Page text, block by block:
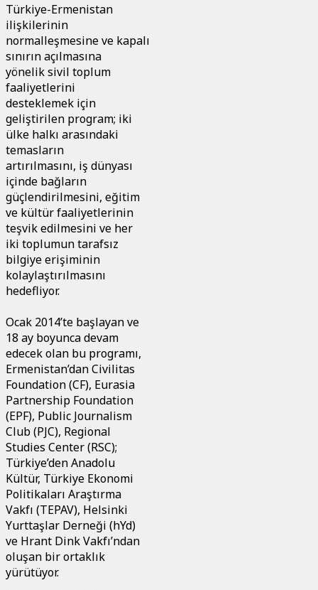
Türkiye-Ermenistan
ilişkilerinin
normalleşmesine ve kapalı
sınırın açılmasına
yönelik sivil toplum
faaliyetlerini
desteklemek için
geliştirilen program; iki
ülke halkı arasındaki
temasların
artırılmasını, iş dünyası
içinde bağların
güçlendirilmesini, eğitim
ve kültür faaliyetlerinin
teşvik edilmesini ve her
iki toplumun tarafsız
bilgiye erişiminin
kolaylaştırılmasını
hedefliyor.
Ocak 2014’te başlayan ve
18 ay boyunca devam
edecek olan bu programı,
Ermenistan’dan Civilitas
Foundation (CF), Eurasia
Partnership Foundation
(EPF), Public Journalism
Club (PJC), Regional
Studies Center (RSC);
Türkiye’den Anadolu
Kültür, Türkiye Ekonomi
Politikaları Araştırma
Vakfı (TEPAV), Helsinki
Yurttaşlar Derneği (hYd)
ve Hrant Dink Vakfı’ndan
oluşan bir ortaklık
yürütüyor.